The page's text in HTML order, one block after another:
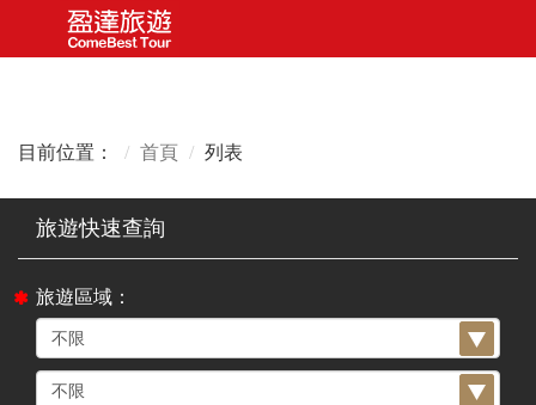
目前位置： 首頁 列表
旅遊區域：